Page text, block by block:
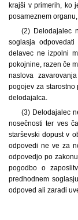
krajši v primerih, ko
posameznem
(2) Delodajalec
soglasja
delavec ne izpolni
pokojnine, razen če
naslova
pogojev za starostno
delodajalca.
(3) Delodajalec
nosečnosti ter ves
starševski dopust v
odpovedi ne ve za
odpovedjo po
pogodbo o
predhodnem
odpoved ali zaradi